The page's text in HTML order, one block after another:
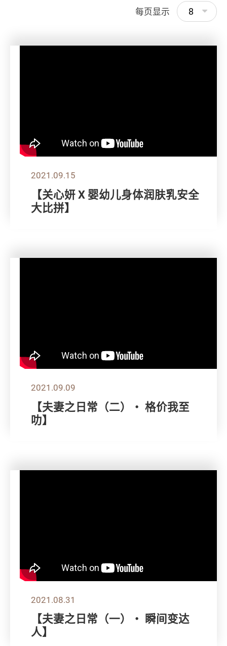
每页显示 8
2021.09.15
【关心妍 X 婴幼儿身体润肤乳安全
大比拼】
2021.09.09
【夫妻之日常（二）・ 格价我至
叻】
2021.08.31
【夫妻之日常（一）・ 瞬间变达
人】